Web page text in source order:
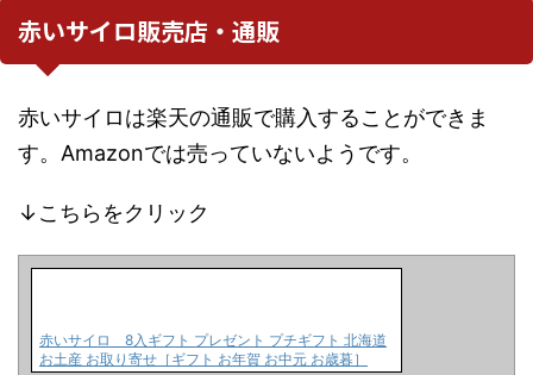
赤いサイロ販売店・通販
赤いサイロは楽天の通販で購入することができま
す。Amazonでは売っていないようです。
↓こちらをクリック
赤いサイロ 8入ギフト プレゼント プチギフト 北海道
お土産 お取り寄せ［ギフト お年賀 お中元 お歳暮］